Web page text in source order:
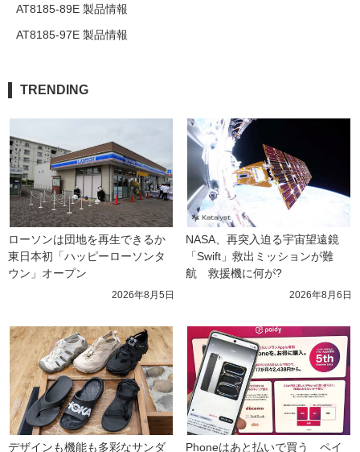
AT8185-89E 製品情報
AT8185-97E 製品情報
TRENDING
ローソンは団地を再生できるか
東日本初「ハッピーローソンタ
ウン」オープン
2026年8月5日
NASA、再突入迫る宇宙望遠鏡
「Swift」救出ミッションが難
航　救援機に何が?
2026年8月6日
デザインも機能も多彩なサンダ Phoneはあと払いで買う　ペイ